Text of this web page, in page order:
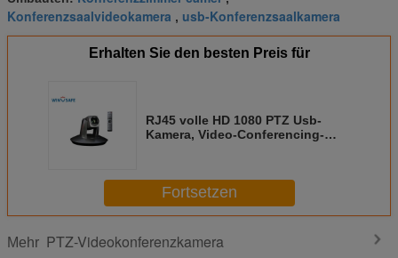
Konferenzsaalvideokamera , usb-Konferenzsaalkamera
Erhalten Sie den besten Preis für
RJ45 volle HD 1080 PTZ Usb-
Kamera, Video-Conferencing-
Fortsetzen
Mehr PTZ-Videokonferenzkamera